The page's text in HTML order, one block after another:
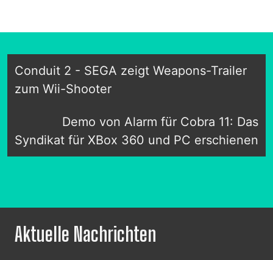
Conduit 2 - SEGA zeigt Weapons-Trailer
zum Wii-Shooter
Demo von Alarm für Cobra 11: Das
Syndikat für XBox 360 und PC erschienen
Aktuelle Nachrichten